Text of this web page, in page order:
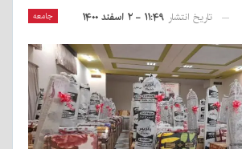
جامعه تاریخ انتشار ۱۱:۴۹ - ۲ اسفند ۱۴۰۰